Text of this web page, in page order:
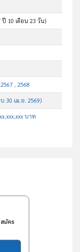
ปี 10 เดือน 23 วัน)
, 2568
30 เม.ย. 2569)
บาท
มัคร